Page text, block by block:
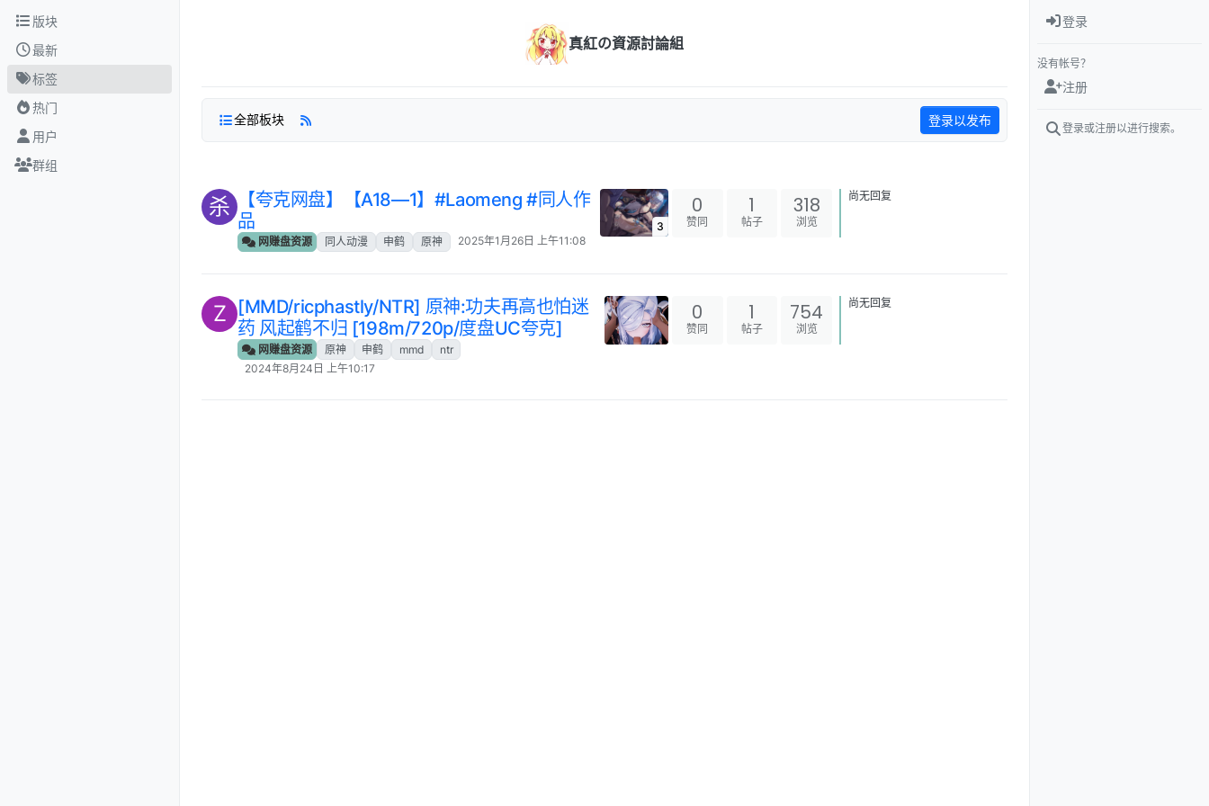
跳转至内容
版块
最新
标签
热门
用户
群组
真紅の資源討論組
全部板块 登录以发布
杀
‎【夸克网盘】【A18—1】#Laomeng #同人作
品
网赚盘资源 同人动漫 申鹤 原神 2025年1月26日 上午11:08
3
0
赞同
1
帖子
318
浏览
尚无回复
Z
[MMD/ricphastly/NTR] 原神:功夫再高也怕迷
药 风起鹤不归 [198m/720p/度盘UC夸克]
网赚盘资源 原神 申鹤 mmd
ntr
2024年8月24日 上午10:17
0
赞同
1
帖子
754
浏览
尚无回复
登录
没有帐号？
注册
登录或注册以进行搜索。